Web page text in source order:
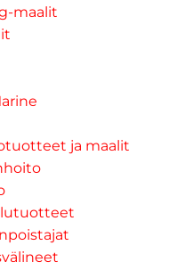
maalit
ja maalit